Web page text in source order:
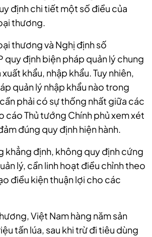
định chi tiết một số điều của
thương.
thương và Nghị định số
định biện pháp quản lý chung
khẩu, nhập khẩu. Tuy nhiên,
quản lý nhập khẩu nào trong
phải có sự thống nhất giữa các
cáo Thủ tướng Chính phủ xem xét
đúng quy định hiện hành.
khẳng định, không quy định cứng
lý, cần linh hoạt điều chỉnh theo
điều kiện thuận lợi cho các
Việt Nam hàng năm sản
tấn lúa, sau khi trừ đi tiêu dùng